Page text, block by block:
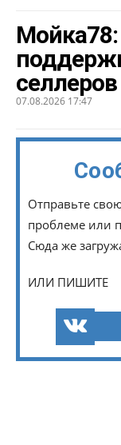
селлеров
07.08.2026 17:47
Отправьте
проблеме или
Сюда же
ИЛИ ПИШИТЕ